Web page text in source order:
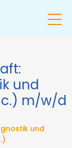
und
m/w/d
und